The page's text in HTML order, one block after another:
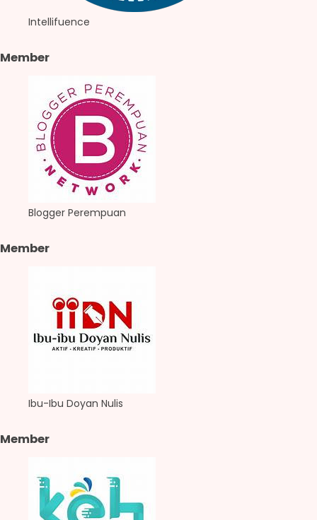
Intellifuence
Member
Blogger Perempuan
Member
Ibu-Ibu Doyan Nulis
Member